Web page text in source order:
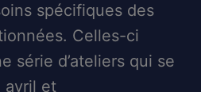
spécifiques des
Celles-ci
série d’ateliers qui se
avril et